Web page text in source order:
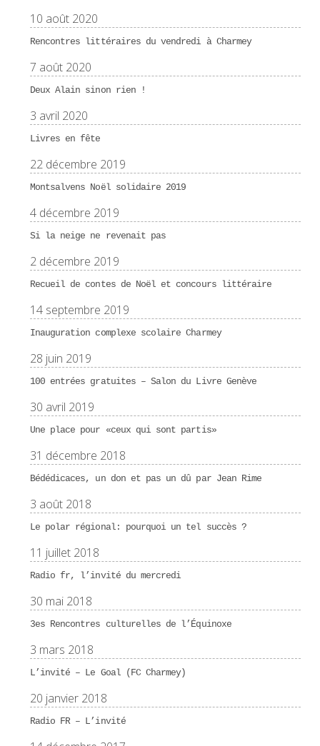
10 août 2020
Rencontres littéraires du vendredi à Charmey
7 août 2020
Deux Alain sinon rien !
3 avril 2020
Livres en fête
22 décembre 2019
Montsalvens Noël solidaire 2019
4 décembre 2019
Si la neige ne revenait pas
2 décembre 2019
Recueil de contes de Noël et concours littéraire
14 septembre 2019
Inauguration complexe scolaire Charmey
28 juin 2019
100 entrées gratuites – Salon du Livre Genève
30 avril 2019
Une place pour «ceux qui sont partis»
31 décembre 2018
Bédédicaces, un don et pas un dû par Jean Rime
3 août 2018
Le polar régional: pourquoi un tel succès ?
11 juillet 2018
Radio fr, l’invité du mercredi
30 mai 2018
3es Rencontres culturelles de l’Équinoxe
3 mars 2018
L’invité – Le Goal (FC Charmey)
20 janvier 2018
Radio FR – L’invité